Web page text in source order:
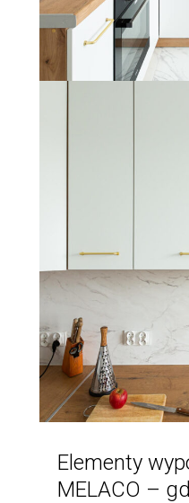
Elementy
MELACO –